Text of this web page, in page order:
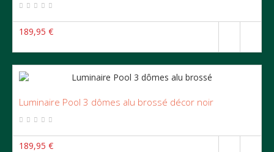
189,95 €
Luminaire Pool 3 dômes alu brossé décor noir
189,95 €